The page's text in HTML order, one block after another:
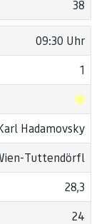
38
09:30 Uhr
1
Hadamovsky
Tuttendörfl
28,3
24